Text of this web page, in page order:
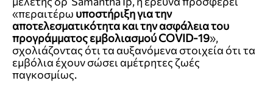
«περαιτέρω υποστήριξη για την
αποτελεσματικότητα και την ασφάλεια του
προγράμματος εμβολιασμού COVID-19»,
σχολιάζοντας ότι τα αυξανόμενα στοιχεία ότι τα
εμβόλια έχουν σώσει αμέτρητες ζωές
παγκοσμίως.